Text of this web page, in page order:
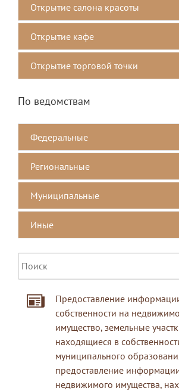
Открытие салона красоты
Открытие кафе
Открытие торговой точки
По ведомствам
Федеральные
Региональные
Mуниципальные
Иные
Предоставление
собственности на
имущество, земельные
находящиеся в
муниципального
предоставление
недвижимого имущества,